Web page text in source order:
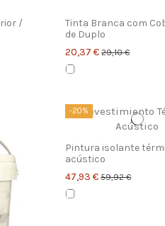
/
Tinta Branca com
de Duplo
20,37 €29,10 €
-20%
Pintura isolante
acústico
47,93 €59,92 €